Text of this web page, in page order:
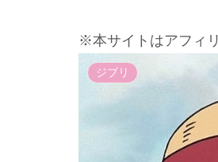
※本サイトはアフィ
ジブリ